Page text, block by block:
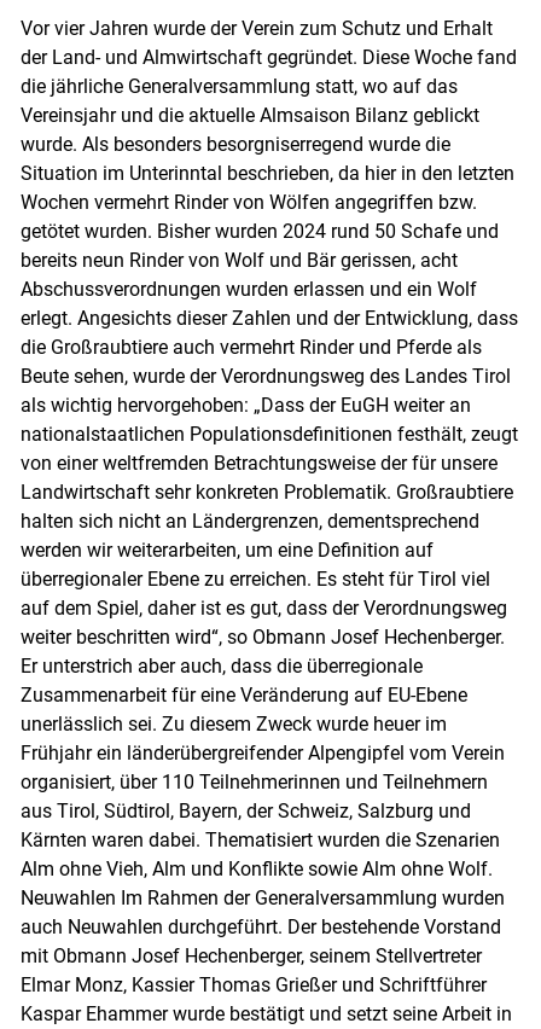
Skip to main content
Vor vier Jahren wurde der Verein zum Schutz und Erhalt
der Land- und Almwirtschaft gegründet. Diese Woche fand
die jährliche Generalversammlung statt, wo auf das
Vereinsjahr und die aktuelle Almsaison Bilanz geblickt
wurde. Als besonders besorgniserregend wurde die
Situation im Unterinntal beschrieben, da hier in den letzten
Wochen vermehrt Rinder von Wölfen angegriffen bzw.
getötet wurden. Bisher wurden 2024 rund 50 Schafe und
bereits neun Rinder von Wolf und Bär gerissen, acht
Abschussverordnungen wurden erlassen und ein Wolf
erlegt. Angesichts dieser Zahlen und der Entwicklung, dass
die Großraubtiere auch vermehrt Rinder und Pferde als
Beute sehen, wurde der Verordnungsweg des Landes Tirol
als wichtig hervorgehoben: „Dass der EuGH weiter an
nationalstaatlichen Populationsdefinitionen festhält, zeugt
von einer weltfremden Betrachtungsweise der für unsere
Landwirtschaft sehr konkreten Problematik. Großraubtiere
halten sich nicht an Ländergrenzen, dementsprechend
werden wir weiterarbeiten, um eine Definition auf
überregionaler Ebene zu erreichen. Es steht für Tirol viel
auf dem Spiel, daher ist es gut, dass der Verordnungsweg
weiter beschritten wird“, so Obmann Josef Hechenberger.
Er unterstrich aber auch, dass die überregionale
Zusammenarbeit für eine Veränderung auf EU-Ebene
unerlässlich sei. Zu diesem Zweck wurde heuer im
Frühjahr ein länderübergreifender Alpengipfel vom Verein
organisiert, über 110 Teilnehmerinnen und Teilnehmern
aus Tirol, Südtirol, Bayern, der Schweiz, Salzburg und
Kärnten waren dabei. Thematisiert wurden die Szenarien
Alm ohne Vieh, Alm und Konflikte sowie Alm ohne Wolf.
Neuwahlen Im Rahmen der Generalversammlung wurden
auch Neuwahlen durchgeführt. Der bestehende Vorstand
mit Obmann Josef Hechenberger, seinem Stellvertreter
Elmar Monz, Kassier Thomas Grießer und Schriftführer
Kaspar Ehammer wurde bestätigt und setzt seine Arbeit in